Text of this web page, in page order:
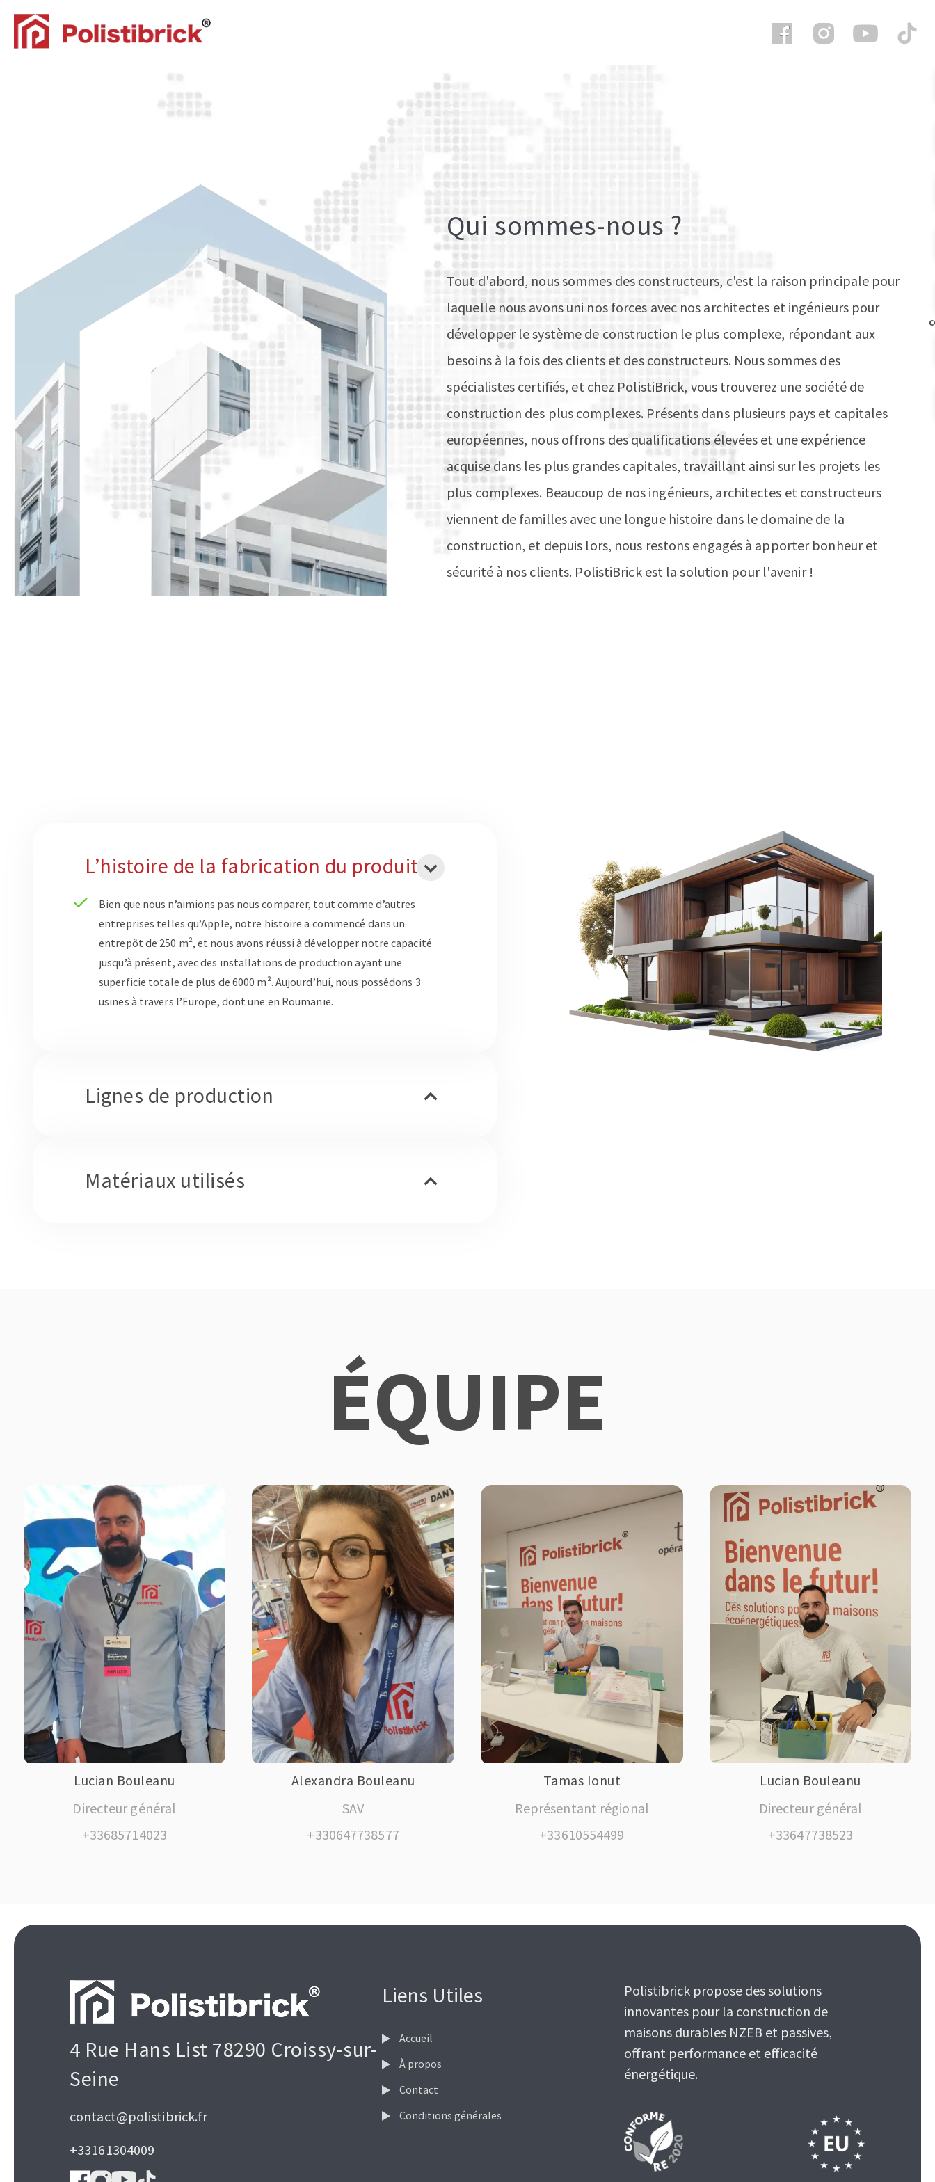
Qui sommes-nous ?
Tout d'abord, nous sommes des constructeurs, c'est la raison principale pour
laquelle nous avons uni nos forces avec nos architectes et ingénieurs pour
développer le système de construction le plus complexe, répondant aux
besoins à la fois des clients et des constructeurs. Nous sommes des
spécialistes certifiés, et chez PolistiBrick, vous trouverez une société de
construction des plus complexes. Présents dans plusieurs pays et capitales
européennes, nous offrons des qualifications élevées et une expérience
acquise dans les plus grandes capitales, travaillant ainsi sur les projets les
plus complexes. Beaucoup de nos ingénieurs, architectes et constructeurs
viennent de familles avec une longue histoire dans le domaine de la
construction, et depuis lors, nous restons engagés à apporter bonheur et
sécurité à nos clients. PolistiBrick est la solution pour l'avenir !
L’histoire de la fabrication du produit
Bien que nous n’aimions pas nous comparer, tout comme d’autres
entreprises telles qu’Apple, notre histoire a commencé dans un
entrepôt de 250 m², et nous avons réussi à développer notre capacité
jusqu’à présent, avec des installations de production ayant une
superficie totale de plus de 6000 m². Aujourd’hui, nous possédons 3
usines à travers l’Europe, dont une en Roumanie.
Lignes de production
Matériaux utilisés
ÉQUIPE
Lucian Bouleanu
Directeur général
+33685714023
Alexandra Bouleanu
SAV
+330647738577
Tamas Ionut
Représentant régional
+33610554499
Lucian Bouleanu
Directeur général
+33647738523
4 Rue Hans List 78290 Croissy-sur-
Seine
contact@polistibrick.fr
+33161304009
Liens Utiles
Accueil
À propos
Contact
Conditions générales
Polistibrick propose des solutions
innovantes pour la construction de
maisons durables NZEB et passives,
offrant performance et efficacité
énergétique.